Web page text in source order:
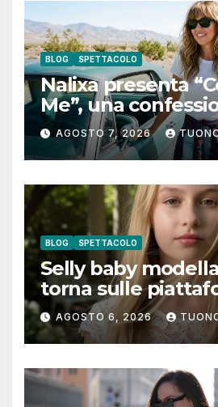
BLOG SPETTACOLO
Nalixa presenta
Me”, una
notturna tra
AGOSTO 7, 2026
BLOG SPETTACOLO
Selly baby
torna sulle
digitali con “Luna
guarda”
AGOSTO 6, 2026